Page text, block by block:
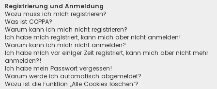
Registrierung und Anmeldung
Wozu muss ich mich registrieren?
Was ist COPPA?
Warum kann ich mich nicht registrieren?
Ich habe mich registriert, kann mich aber nicht anmelden!
Warum kann ich mich nicht anmelden?
Ich habe mich vor einiger Zeit registriert, kann mich aber nicht mehr
anmelden?!
Ich habe mein Passwort vergessen!
Warum werde ich automatisch abgemeldet?
Wozu ist die Funktion „Alle Cookies löschen“?